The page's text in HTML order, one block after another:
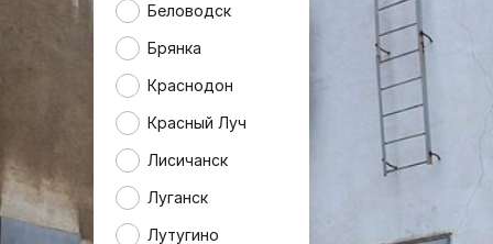
Беловодск
Брянка
Краснодон
Красный Луч
Лисичанск
Луганск
Лутугино